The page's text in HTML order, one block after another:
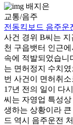
배지은
교통/음주
전동킥보드 음주운
사건 경위 B씨는
천 구읍뱃터 인근
속에 적발되었습니
는 면허정지 수치
번 사건이 면허취
17년 전의 일이 다
씨는 자영업 특성
생하는 상황이라
드 역시 음주운전